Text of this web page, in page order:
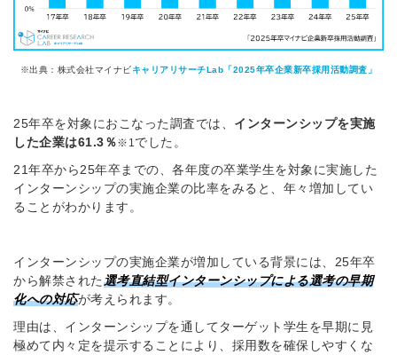
※出典：株式会社マイナビキャリアリサーチLab「2025年卒企業新卒採用活動調査」
25年卒を対象におこなった調査では、 インターンシップを実施
した企業は61.3％※1でした。
21年卒から25年卒までの、各年度の卒業学生を対象に実施した
インターンシップの実施企業の比率をみると、年々増加してい
ることがわかります。
インターンシップの実施企業が増加している背景には、25年卒
から解禁された選考直結型インターンシップによる選考の早期
化への対応が考えられます。
理由は、インターンシップを通してターゲット学生を早期に見
極めて内々定を提示することにより、採用数を確保しやすくな